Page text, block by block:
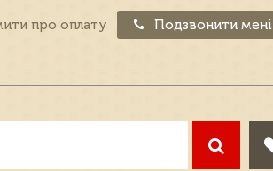
про оплату Подзвонити мені